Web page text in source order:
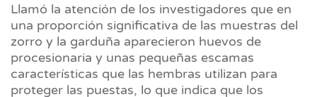
Llamó la atención de los investigadores que en
una proporción significativa de las muestras del
zorro y la garduña aparecieron huevos de
procesionaria y unas pequeñas escamas
características que las hembras utilizan para
proteger las puestas, lo que indica que los